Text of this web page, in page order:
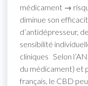
médicament →
diminue son
d’antidépresseur,
sensibilité
cliniques Selon
du médicament) et
français, le CBD